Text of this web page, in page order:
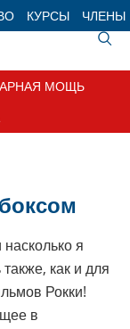
КУРСЫ ЧЛЕНЫ
МОЩЬ
я
как и для
Рокки!
в